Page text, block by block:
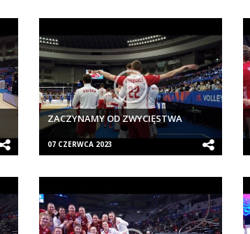
ZACZYNAMY OD ZWYCIĘSTWA
07 CZERWCA 2023